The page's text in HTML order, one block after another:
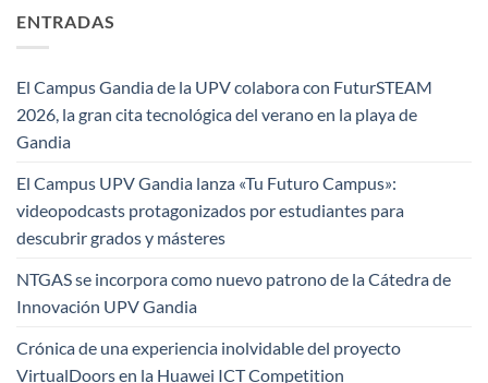
ENTRADAS
El Campus Gandia de la UPV colabora con FuturSTEAM
2026, la gran cita tecnológica del verano en la playa de
Gandia
El Campus UPV Gandia lanza «Tu Futuro Campus»:
videopodcasts protagonizados por estudiantes para
descubrir grados y másteres
NTGAS se incorpora como nuevo patrono de la Cátedra de
Innovación UPV Gandia
Crónica de una experiencia inolvidable del proyecto
VirtualDoors en la Huawei ICT Competition